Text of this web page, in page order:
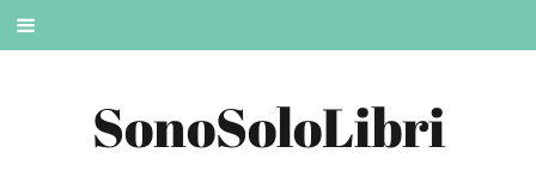
Skip
SonoSoloLibri